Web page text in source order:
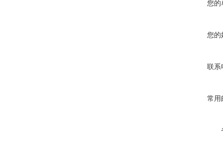
您的
您的
联系
常用